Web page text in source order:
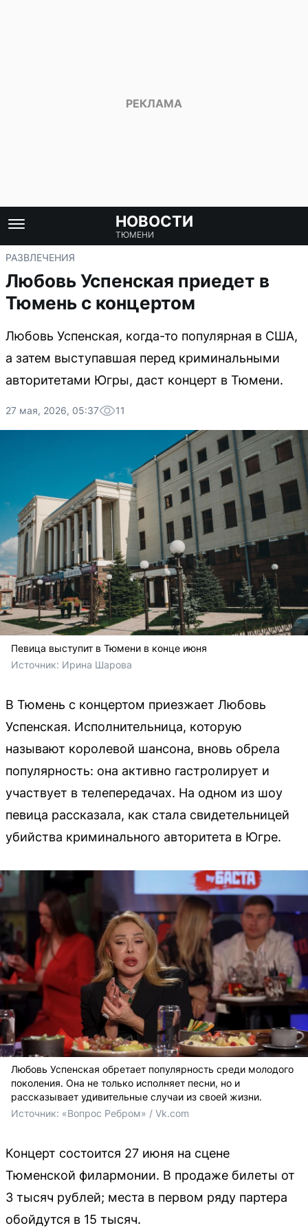
НОВОСТИ
ТЮМЕНИ
РАЗВЛЕЧЕНИЯ
Любовь Успенская приедет в
Тюмень с концертом
Любовь Успенская, когда-то популярная в США,
а затем выступавшая перед криминальными
авторитетами Югры, даст концерт в Тюмени.
27 мая, 2026, 05:37 11
Певица выступит в Тюмени в конце июня
Источник: Ирина Шарова
В Тюмень с концертом приезжает Любовь
Успенская. Исполнительница, которую
называют королевой шансона, вновь обрела
популярность: она активно гастролирует и
участвует в телепередачах. На одном из шоу
певица рассказала, как стала свидетельницей
убийства криминального авторитета в Югре.
Любовь Успенская обретает популярность среди молодого
поколения. Она не только исполняет песни, но и
рассказывает удивительные случаи из своей жизни.
Источник: «Вопрос Ребром» / Vk.com
Концерт состоится 27 июня на сцене
Тюменской филармонии. В продаже билеты от
3 тысяч рублей; места в первом ряду партера
обойдутся в 15 тысяч.